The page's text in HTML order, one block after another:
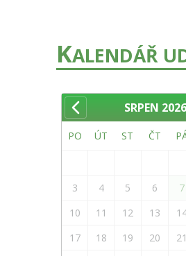
KALENDÁŘ
SRPEN 2026
PO ÚT ST ČT
3
4 5 6 7
10
11 12 13
17
18 19 20 21